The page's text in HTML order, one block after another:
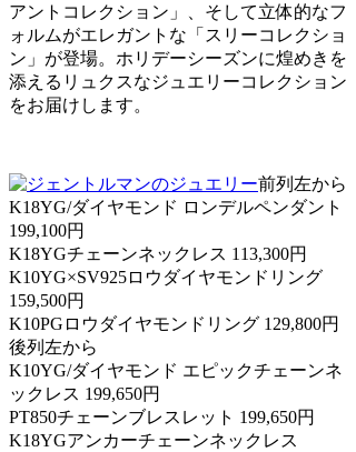
アントコレクション」、そして立体的なフ
ォルムがエレガントな「スリーコレクショ
ン」が登場。ホリデーシーズンに煌めきを
添えるリュクスなジュエリーコレクション
をお届けします。
前列左から
K18YG/ダイヤモンド ロンデルペンダント
199,100円
K18YGチェーンネックレス 113,300円
K10YG×SV925ロウダイヤモンドリング
159,500円
K10PGロウダイヤモンドリング 129,800円
後列左から
K10YG/ダイヤモンド エピックチェーンネ
ックレス 199,650円
PT850チェーンブレスレット 199,650円
K18YGアンカーチェーンネックレス